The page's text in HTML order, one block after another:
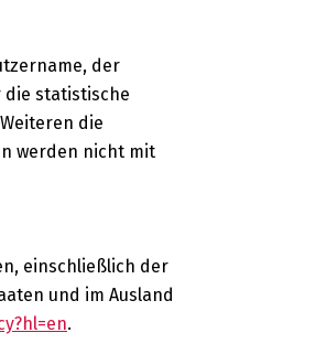
der
statistische
die
werden nicht mit
einschließlich der
und im Ausland
.